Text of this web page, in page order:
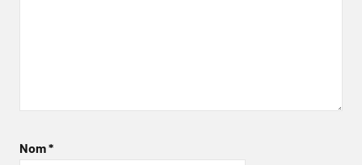
Nom*